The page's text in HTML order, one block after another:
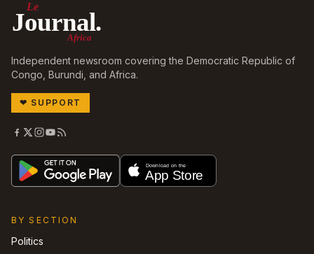
Le
Journal.
Africa
Independent newsroom covering the Democratic Republic of
Congo, Burundi, and Africa.
❤ SUPPORT
BY SECTION
Politics